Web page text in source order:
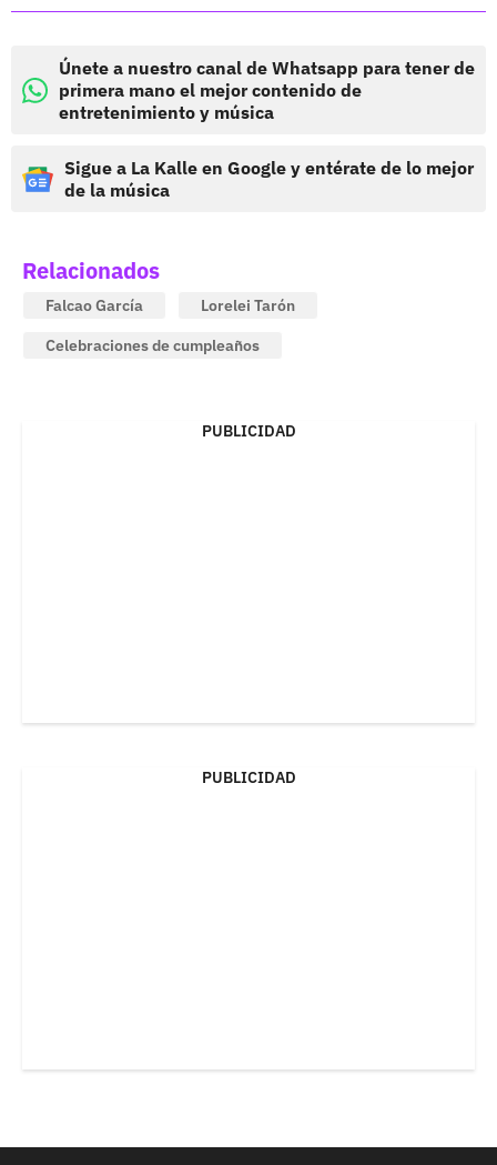
Únete a nuestro canal de Whatsapp para tener de
primera mano el mejor contenido de
entretenimiento y música
Sigue a La Kalle en Google y entérate de lo mejor
de la música
Relacionados
Falcao García
Lorelei Tarón
Celebraciones de cumpleaños
PUBLICIDAD
PUBLICIDAD